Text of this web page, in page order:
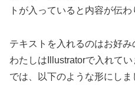
トが入っていると内容が伝わ
テキストを入れるのはお好み
わたしはIllustratorで入れて
では、以下のような形にしま